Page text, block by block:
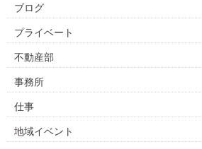
ブログ
プライベート
不動産部
事務所
仕事
地域イベント